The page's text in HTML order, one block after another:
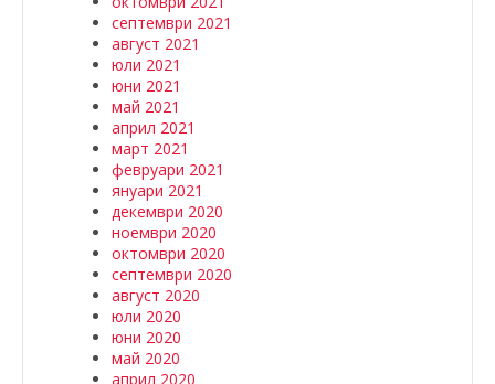
септември 2021
август 2021
юли 2021
юни 2021
май 2021
април 2021
март 2021
февруари 2021
януари 2021
декември 2020
ноември 2020
октомври 2020
септември 2020
август 2020
юли 2020
юни 2020
май 2020
април 2020